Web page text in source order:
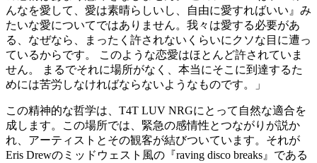
んなを愛して、愛は素晴らしいし、自由に愛すればいい』み
たいな愛についてではありません。我々は愛する必要があ
る、なぜなら、まったく許されないくらいにクソな目に遭っ
ているからです。 このような恋愛はほとんど許されていま
せん。 まるでそれに場所がなく、本当にそこに到達するた
めには苦労しなければならないようなものです。」
この精神的な哲学は、T4T LUV NRGにとって自然な適合を
成します。この場所では、緊急の感情性とつながりが説か
れ、アーティストとその観客が結びついています。それが
Eris Drewのミッドウェスト風の『raving disco breaks』である